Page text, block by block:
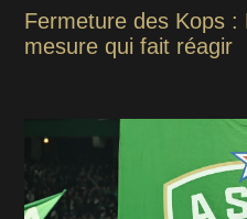
Fermeture des Kops :
mesure qui fait réagir